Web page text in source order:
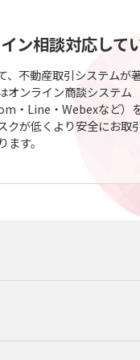
ン相談対応して
、不動産取引システムが
オンライン商談システム
・Line・Webexなど）
クが低くより安全にお取
す。